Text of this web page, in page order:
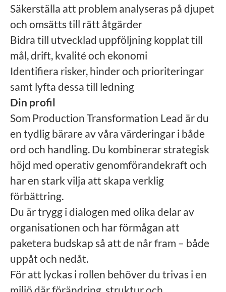
Säkerställa att problem analyseras på djupet
och omsätts till rätt åtgärder
Bidra till utvecklad uppföljning kopplat till
mål, drift, kvalité och ekonomi
Identifiera risker, hinder och prioriteringar
samt lyfta dessa till ledning
Din profil
Som Production Transformation Lead är du
en tydlig bärare av våra värderingar i både
ord och handling. Du kombinerar strategisk
höjd med operativ genomförandekraft och
har en stark vilja att skapa verklig
förbättring.
Du är trygg i dialogen med olika delar av
organisationen och har förmågan att
paketera budskap så att de når fram – både
uppåt och nedåt.
För att lyckas i rollen behöver du trivas i en